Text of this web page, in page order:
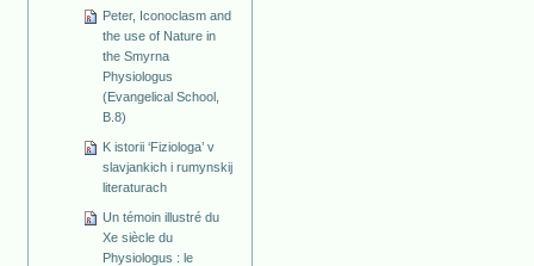
Peter, Iconoclasm and
the use of Nature in
the Smyrna
Physiologus
(Evangelical School,
B.8)
K istorii ‘Fiziologa’ v
slavjankich i rumynskij
literaturach
Un témoin illustré du
Xe siècle du
Physiologus : le